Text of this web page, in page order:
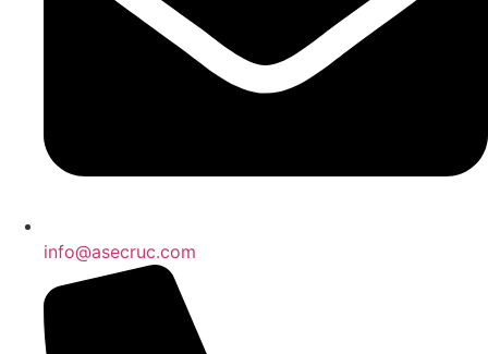
info@asecruc.com